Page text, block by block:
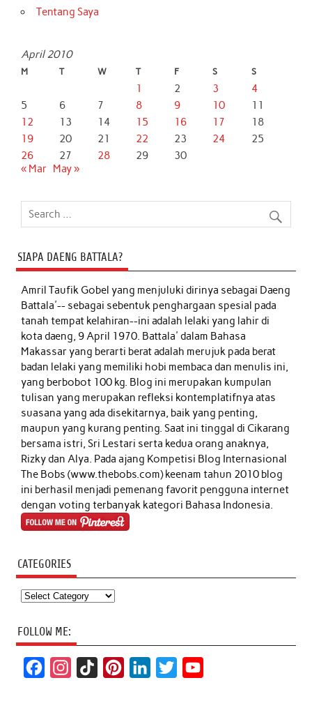
Tentang Saya
April 2010
M T W T F S S
1 2 3
4
5
6 7 8 9 10
11
12
13 14 15 16 17
18
19
20 21 22 23 24
25
26
27 28 29
30
« Mar May »
SIAPA DAENG BATTALA?
Amril Taufik Gobelyang menjuluki dirinya sebagai Daeng
Battala'-- sebagai sebentuk penghargaan spesial pada
tanah tempat kelahiran--ini adalah lelaki yang lahir di
kota daeng, 9 April 1970. Battala' dalam Bahasa
Makassar yang berarti berat adalah merujuk pada berat
badan lelaki yang memiliki hobi membaca dan menulis ini,
yang berbobot 100 kg. Blog ini merupakan kumpulan
tulisan yang merupakan refleksi kontemplatifnya atas
suasana yang ada disekitarnya, baik yang penting,
maupun yang kurang penting. Saat ini tinggal di Cikarang
bersama istri, Sri Lestari serta kedua orang anaknya,
Rizky dan Alya. Pada ajang Kompetisi Blog Internasional
The Bobs (www.thebobs.com) keenam tahun 2010 blog
ini berhasil menjadi pemenang favorit pengguna internet
dengan voting terbanyak kategori Bahasa Indonesia.
CATEGORIES
Categories
FOLLOW ME: